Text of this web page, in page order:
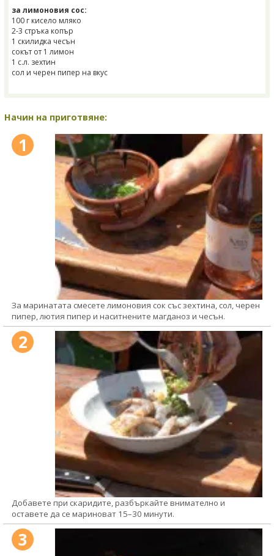
за лимоновия сос:
100 г кисело мляко
2-3 стръка копър
1 скилидка чесън
сокът от 1 лимон
1 с.л. зехтин
сол и черен пипер на вкус
Начин на приготвяне:
1
За маринатата смесете лимоновия сок със зехтина, сол, черен
пипер, лютия пипер и наситнените магданоз и чесън.
2
Добавете при скаридите, разбъркайте внимателно и
оставете да се мариноват 15–30 минути.
3